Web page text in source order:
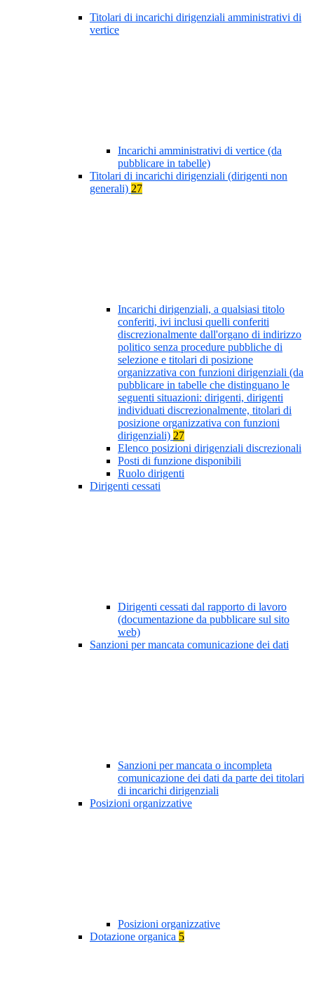
Titolari di incarichi dirigenziali amministrativi di
vertice
Incarichi amministrativi di vertice (da
pubblicare in tabelle)
Titolari di incarichi dirigenziali (dirigenti non
generali) 27
Incarichi dirigenziali, a qualsiasi titolo
conferiti, ivi inclusi quelli conferiti
discrezionalmente dall'organo di indirizzo
politico senza procedure pubbliche di
selezione e titolari di posizione
organizzativa con funzioni dirigenziali (da
pubblicare in tabelle che distinguano le
seguenti situazioni: dirigenti, dirigenti
individuati discrezionalmente, titolari di
posizione organizzativa con funzioni
dirigenziali) 27
Elenco posizioni dirigenziali discrezionali
Posti di funzione disponibili
Ruolo dirigenti
Dirigenti cessati
Dirigenti cessati dal rapporto di lavoro
(documentazione da pubblicare sul sito
web)
Sanzioni per mancata comunicazione dei dati
Sanzioni per mancata o incompleta
comunicazione dei dati da parte dei titolari
di incarichi dirigenziali
Posizioni organizzative
Posizioni organizzative
Dotazione organica 5